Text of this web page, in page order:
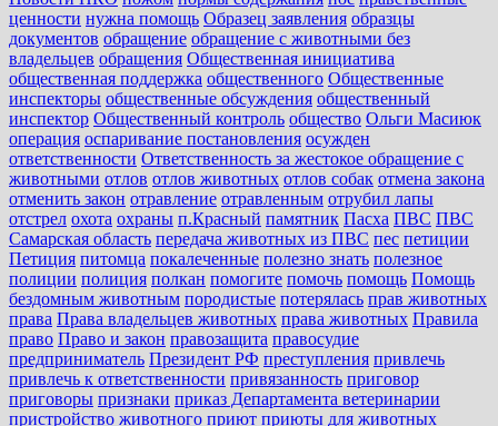
ценности нужна помощь Образец заявления образцы
документов обращение обращение с животными без
владельцев обращения Общественная инициатива
общественная поддержка общественного Общественные
инспекторы общественные обсуждения общественный
инспектор Общественный контроль общество Ольги Масиюк
операция оспаривание постановления осужден
ответственности Ответственность за жестокое обращение с
животными отлов отлов животных отлов собак отмена закона
отменить закон отравление отравленным отрубил лапы
отстрел охота охраны п.Красный памятник Пасха ПВС ПВС
Самарская область передача животных из ПВС пес петиции
Петиция питомца покалеченные полезно знать полезное
полиции полиция полкан помогите помочь помощь Помощь
бездомным животным породистые потерялась прав животных
права Права владельцев животных права животных Правила
право Право и закон правозащита правосудие
предприниматель Президент РФ преступления привлечь
привлечь к ответственности привязанность приговор
приговоры признаки приказ Департамента ветеринарии
пристройство животного приют приюты для животных